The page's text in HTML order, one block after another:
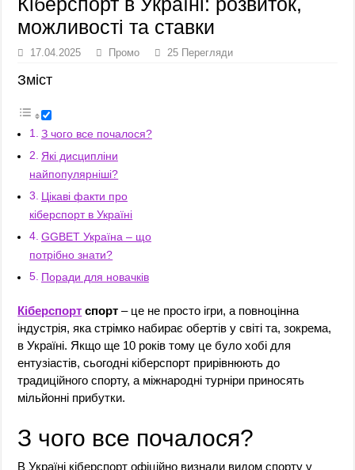
можливості та ставки
17.04.2025 Промо 25 Перегляди
Зміст
З чого все почалося?
Які дисципліни
найпопулярніші?
Цікаві факти про
кіберспорт в Україні
GGBET Україна – що
потрібно знати?
Поради для новачків
Кіберспорт спорт – це не просто ігри, а повноцінна
індустрія, яка стрімко набирає обертів у світі та, зокрема,
в Україні. Якщо ще 10 років тому це було хобі для
ентузіастів, сьогодні кіберспорт прирівнюють до
традиційного спорту, а міжнародні турніри приносять
мільйонні прибутки.
З чого все почалося?
В Україні кіберспорт офіційно визнали видом спорту у